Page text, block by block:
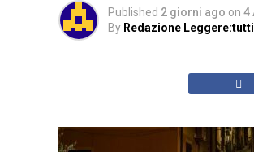
Published 2 giorni ago on 4
By Redazione Leggere:tutti